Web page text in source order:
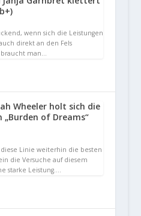
wenn sich die Leistungen
direkt an den Fels
braucht man…
Wheeler holt sich die
„Burden of Dreams“
Linie weiterhin die besten
die Versuche auf diesem
starke Leistung.…